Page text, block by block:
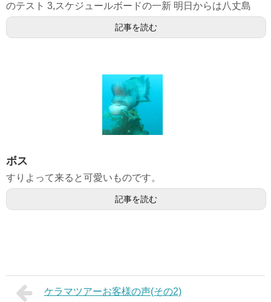
のテスト 3,スケジュールボードの一新 明日からは八丈島
記事を読む
ボス
すりよって来ると可愛いものです。
記事を読む
ケラマツアーお客様の声(その2)